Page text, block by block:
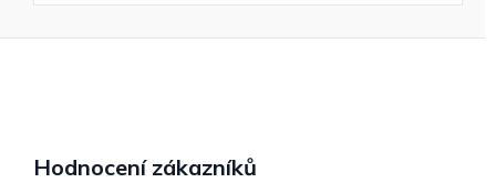
Hodnocení zákazníků